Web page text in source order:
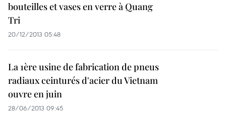
bouteilles et vases en verre à Quang
Tri
20/12/2013 05:48
La 1ère usine de fabrication de pneus
radiaux ceinturés d'acier du Vietnam
ouvre en juin
28/06/2013 09:45